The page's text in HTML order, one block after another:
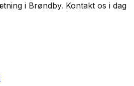
i Brøndby. Kontakt os i dag